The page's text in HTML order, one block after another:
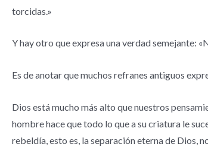
torcidas.»
Y hay otro que expresa una verdad semejante:
Es de anotar que muchos refranes antiguos
Dios está mucho más alto que nuestros
hombre hace que todo lo que a su criatura le
rebeldía, esto es, la separación eterna de Dios,